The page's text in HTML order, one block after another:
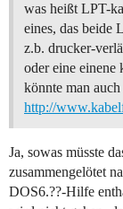
was heißt LPT-
eines, das beide
z.b. drucker-
oder eine einene
könnte man
http://
Ja, sowas müsste
zusammengelötet
DOS6.??-Hilfe